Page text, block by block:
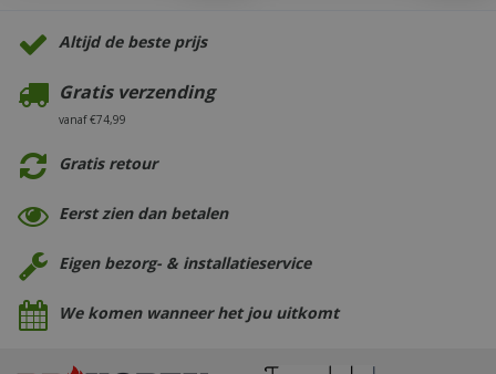
Altijd de beste prijs
Gratis verzending
vanaf €74,99
Gratis retour
Eerst zien dan betalen
Eigen bezorg- & installatieservice
We komen wanneer het jou uitkomt